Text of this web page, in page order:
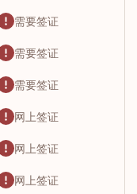
需要签证
需要签证
需要签证
网上签证
网上签证
网上签证